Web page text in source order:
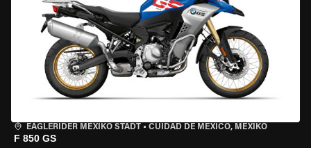
EAGLERIDER MEXIKO STADT • CUIDAD DE MEXICO, MEXIKO
F 850 GS